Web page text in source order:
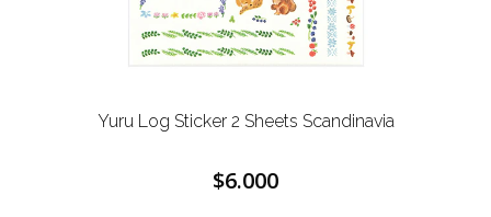
Yuru Log Sticker 2 Sheets Scandinavia
$6.000